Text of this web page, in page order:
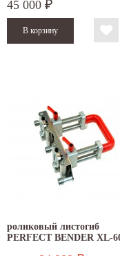
45 000 ₽
роликовый листогиб
PERFECT BENDER XL-